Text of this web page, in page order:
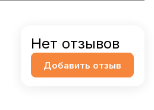
Нет отзывов
Добавить отзыв